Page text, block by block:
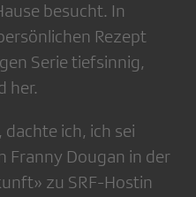
besucht. In
Rezept
Serie tiefsinnig,
her.
dachte ich, ich sei
Franny Dougan in der
zu SRF-Hostin